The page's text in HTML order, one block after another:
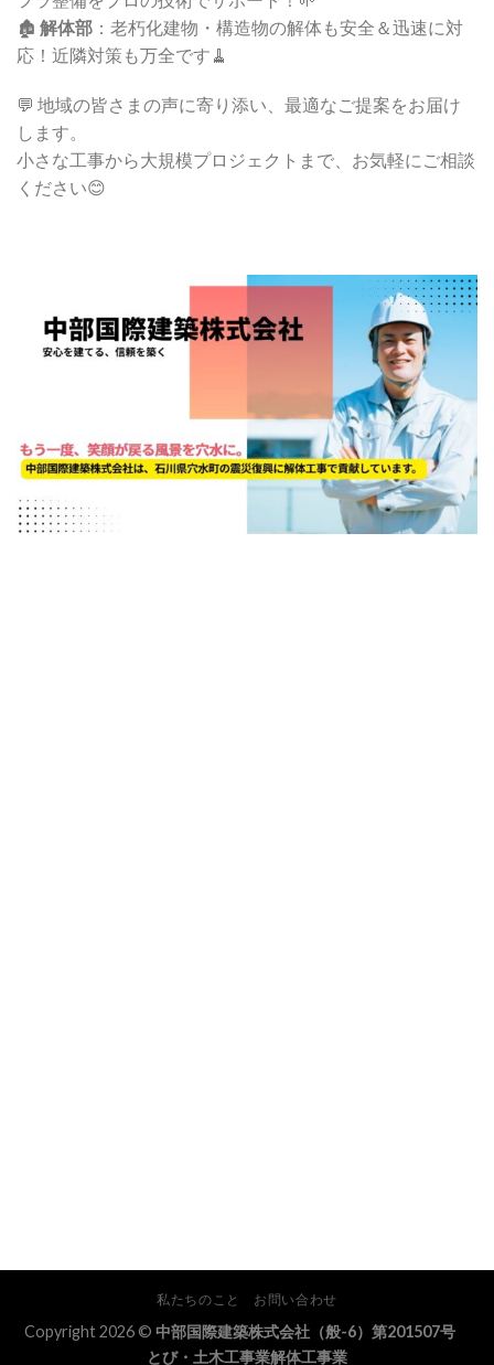
🏚️ 解体部 ：老朽化建物・構造物の解体も安全＆迅速に対
応！近隣対策も万全です🧹
💬 地域の皆さまの声に寄り添い、最適なご提案をお届け
します。
小さな工事から大規模プロジェクトまで、お気軽にご相談
ください😊
私たちのこと お問い合わせ
Copyright 2026 © 中部国際建築株式会社（般-6）第201507号
とび・土木工事業解体工事業